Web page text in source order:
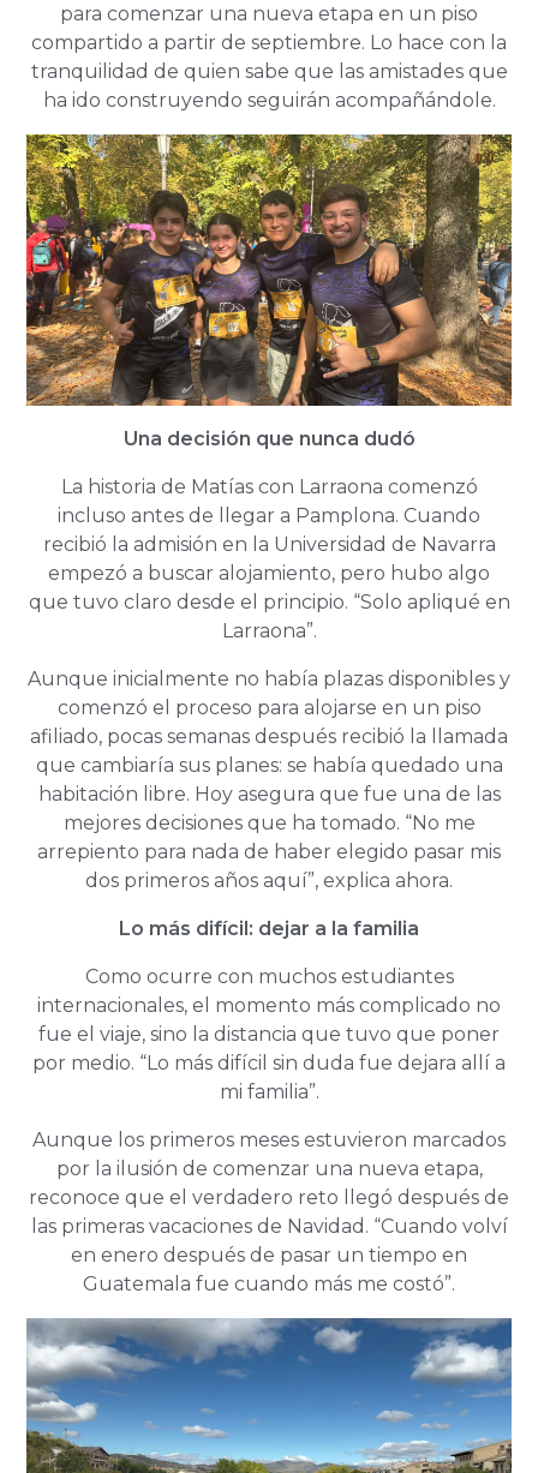
para comenzar una nueva etapa en un piso
compartido a partir de septiembre. Lo hace con la
tranquilidad de quien sabe que las amistades que
ha ido construyendo seguirán acompañándole.
Una decisión que nunca dudó
La historia de Matías con Larraona comenzó
incluso antes de llegar a Pamplona. Cuando
recibió la admisión en la Universidad de Navarra
empezó a buscar alojamiento, pero hubo algo
que tuvo claro desde el principio. “Solo apliqué en
Larraona”.
Aunque inicialmente no había plazas disponibles y
comenzó el proceso para alojarse en un piso
afiliado, pocas semanas después recibió la llamada
que cambiaría sus planes: se había quedado una
habitación libre. Hoy asegura que fue una de las
mejores decisiones que ha tomado. “No me
arrepiento para nada de haber elegido pasar mis
dos primeros años aquí”, explica ahora.
Lo más difícil: dejar a la familia
Como ocurre con muchos estudiantes
internacionales, el momento más complicado no
fue el viaje, sino la distancia que tuvo que poner
por medio. “Lo más difícil sin duda fue dejara allí a
mi familia”.
Aunque los primeros meses estuvieron marcados
por la ilusión de comenzar una nueva etapa,
reconoce que el verdadero reto llegó después de
las primeras vacaciones de Navidad. “Cuando volví
en enero después de pasar un tiempo en
Guatemala fue cuando más me costó”.